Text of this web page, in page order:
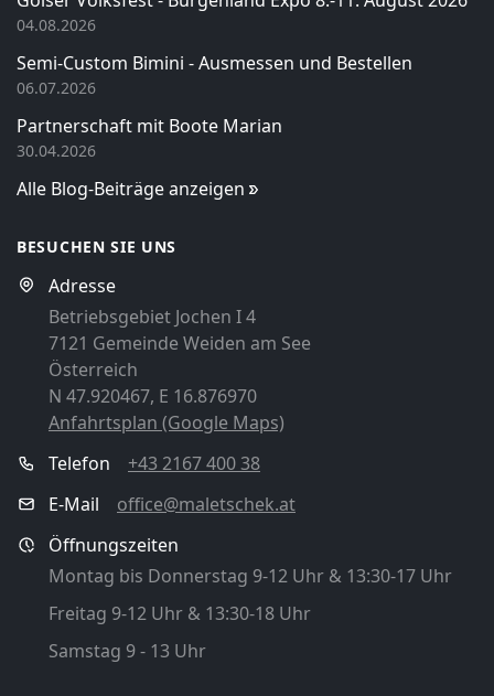
04.08.2026
Semi-Custom Bimini - Ausmessen und Bestellen
06.07.2026
Partnerschaft mit Boote Marian
30.04.2026
Alle Blog-Beiträge anzeigen
BESUCHEN SIE UNS
Adresse
Betriebsgebiet Jochen I 4
7121 Gemeinde Weiden am See
Österreich
N 47.920467, E 16.876970
Anfahrtsplan (Google Maps)
Telefon
+43 2167 400 38
E-Mail
office@maletschek.at
Öffnungszeiten
Montag bis Donnerstag 9-12 Uhr & 13:30-17 Uhr
Freitag 9-12 Uhr & 13:30-18 Uhr
Samstag 9 - 13 Uhr